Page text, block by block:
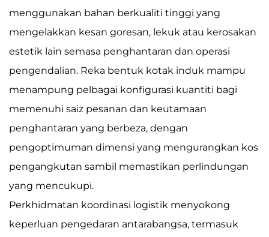
menggunakan bahan berkualiti tinggi yang
mengelakkan kesan goresan, lekuk atau kerosakan
estetik lain semasa penghantaran dan operasi
pengendalian. Reka bentuk kotak induk mampu
menampung pelbagai konfigurasi kuantiti bagi
memenuhi saiz pesanan dan keutamaan
penghantaran yang berbeza, dengan
pengoptimuman dimensi yang mengurangkan kos
pengangkutan sambil memastikan perlindungan
yang mencukupi.
Perkhidmatan koordinasi logistik menyokong
keperluan pengedaran antarabangsa, termasuk